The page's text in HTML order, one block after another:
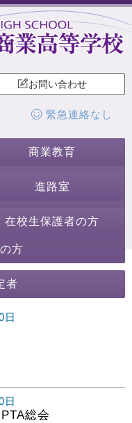
お問い合わせ
緊急連絡なし
商業教育
進路室
在校生保護者の方
方
者
日
日
総会